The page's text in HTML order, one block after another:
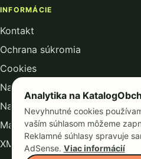
INFORMÁCIE
Kontakt
Ochrana súkromia
Cookies
Nastavenie analytiky
Nastavenie reklamných cookies
Mapa kategórií
XML mapa webu
Analytika na
Nevyhnutné cookies
vaším súhlasom môžeme
Reklamné súhlasy spravuje
AdSense. Viac informácií